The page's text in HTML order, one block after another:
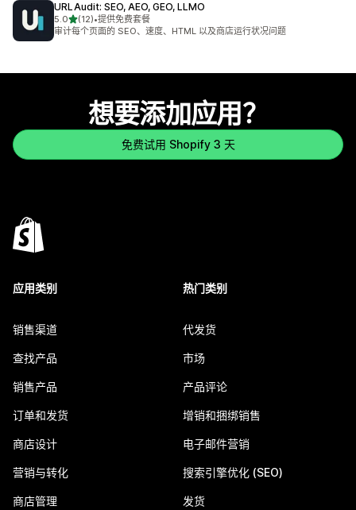
URLAudit: SEO, AEO, GEO, LLMO
5.0星（满分 5 星）
(12)
总共 12 条评论
•提供免费套餐
审计每个页面的 SEO、速度、HTML 以及商店运行状况问题
想要添加应用？
免费试用 Shopify 3 天
应用类别
销售渠道
查找产品
销售产品
订单和发货
商店设计
营销与转化
商店管理
热门类别
代发货
市场
产品评论
增销和捆绑销售
电子邮件营销
搜索引擎优化 (SEO)
发货